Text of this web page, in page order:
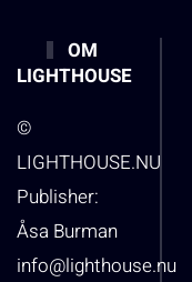
OM
LIGHTHOUSE
©
LIGHTHOUSE.NU
Publisher:
Åsa Burman
info@lighthouse.nu